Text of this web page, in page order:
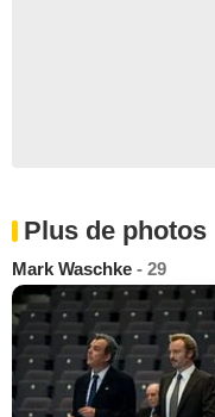
Plus de photos
Mark Waschke - 29